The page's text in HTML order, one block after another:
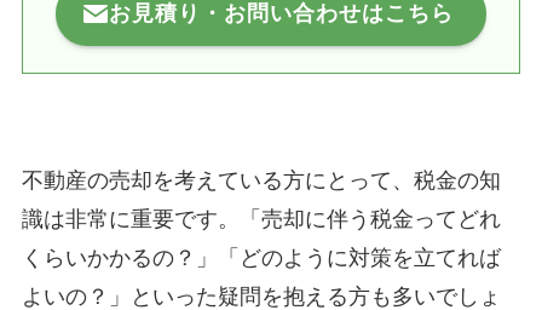
お見積り・お問い合わせはこちら
不動産の売却を考えている方にとって、税金の知
識は非常に重要です。「売却に伴う税金ってどれ
くらいかかるの？」「どのように対策を立てれば
よいの？」といった疑問を抱える方も多いでしょ